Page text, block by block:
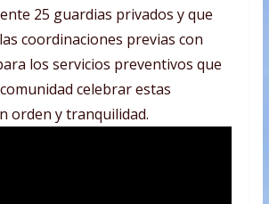
25 guardias privados y que
coordinaciones previas con
los servicios preventivos que
celebrar estas
orden y tranquilidad.